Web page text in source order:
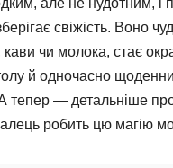
свіжість. Воно
чи молока, стає
й одночасно
тепер — детальніше
робить цю магію